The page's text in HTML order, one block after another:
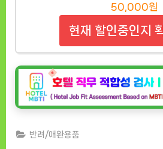
50,000원
현재 할인중인지
반려/애완용품